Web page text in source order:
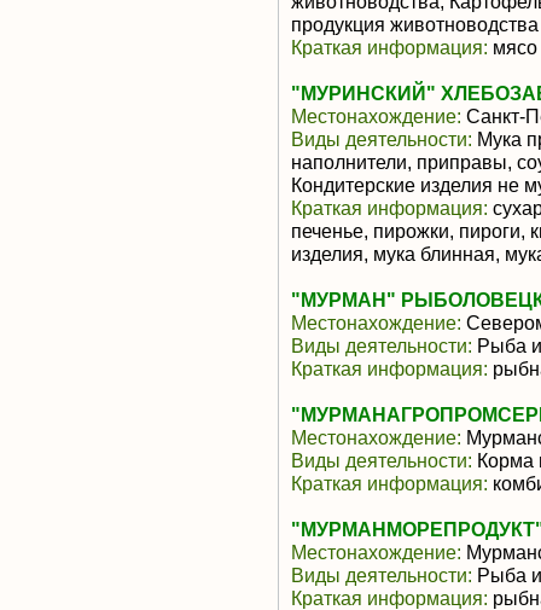
продукция животноводства
Краткая информация: мясо
"МУРИНСКИЙ"
Местонахождение: Санкт-
Виды деятельности: Мука
наполнители, приправы,
Кондитерские изделия не
Краткая информация:
печенье, пирожки, пироги,
изделия, мука блинная,
"МУРМАН"
Местонахождение:
Виды деятельности: Рыба
Краткая информация:
Местонахождение:
Виды деятельности: Корма
Краткая информация:
Местонахождение:
Виды деятельности: Рыба
Краткая информация: